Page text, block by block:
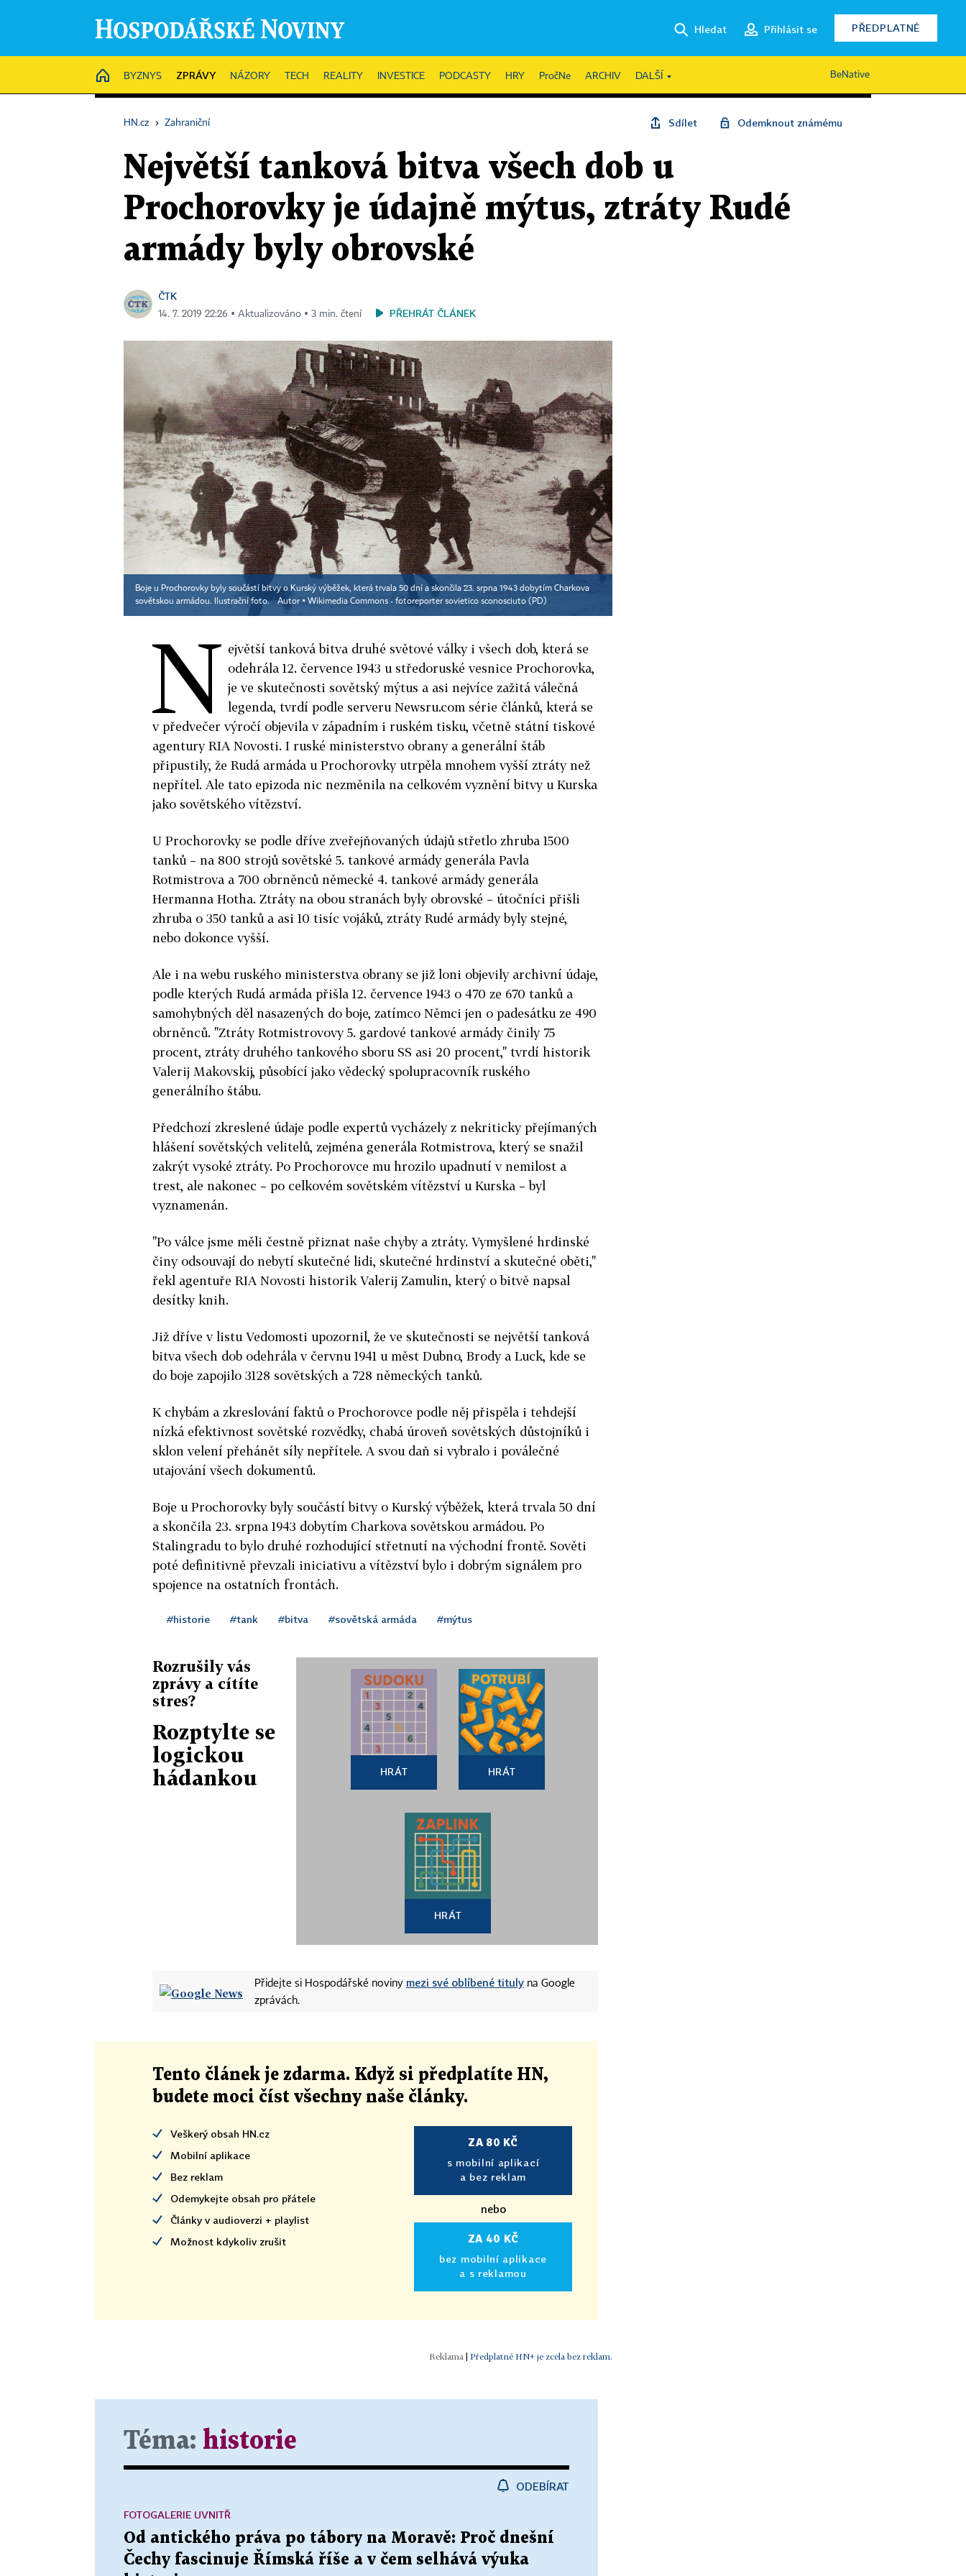
Hledat Přihlásit se PŘEDPLATNÉ
HOME
BYZNYS ZPRÁVY NÁZORY TECH REALITY INVESTICE PODCASTY HRY PročNe ARCHIV DALŠÍ BeNative
HN.cz › Zahraniční Sdílet Odemknout známému
Největší tanková bitva všech dob u
Prochorovky je údajně mýtus, ztráty Rudé
armády byly obrovské
ČTK
14. 7. 2019 22:26 ▪ Aktualizováno ▪ 3 min. čtení PŘEHRÁT ČLÁNEK
Boje u Prochorovky byly součástí bitvy o Kurský výběžek, která trvala 50 dní a skončila 23. srpna 1943 dobytím Charkova
sovětskou armádou. Ilustrační foto.
Autor ▪ Wikimedia Commons - fotoreporter sovietico sconosciuto (PD)
N ejvětší tanková bitva druhé světové války i všech dob, která se
odehrála 12. července 1943 u středoruské vesnice Prochorovka,
je ve skutečnosti sovětský mýtus a asi nejvíce zažitá válečná
legenda, tvrdí podle serveru Newsru.com série článků, která se
v předvečer výročí objevila v západním i ruském tisku, včetně státní tiskové
agentury RIA Novosti. I ruské ministerstvo obrany a generální štáb
připustily, že Rudá armáda u Prochorovky utrpěla mnohem vyšší ztráty než
nepřítel. Ale tato epizoda nic nezměnila na celkovém vyznění bitvy u Kurska
jako sovětského vítězství.
U Prochorovky se podle dříve zveřejňovaných údajů střetlo zhruba 1500
tanků – na 800 strojů sovětské 5. tankové armády generála Pavla
Rotmistrova a 700 obrněnců německé 4. tankové armády generála
Hermanna Hotha. Ztráty na obou stranách byly obrovské – útočníci přišli
zhruba o 350 tanků a asi 10 tisíc vojáků, ztráty Rudé armády byly stejné,
nebo dokonce vyšší.
Ale i na webu ruského ministerstva obrany se již loni objevily archivní údaje,
podle kterých Rudá armáda přišla 12. července 1943 o 470 ze 670 tanků a
samohybných děl nasazených do boje, zatímco Němci jen o padesátku ze 490
obrněnců. "Ztráty Rotmistrovovy 5. gardové tankové armády činily 75
procent, ztráty druhého tankového sboru SS asi 20 procent," tvrdí historik
Valerij Makovskij, působící jako vědecký spolupracovník ruského
generálního štábu.
Předchozí zkreslené údaje podle expertů vycházely z nekriticky přejímaných
hlášení sovětských velitelů, zejména generála Rotmistrova, který se snažil
zakrýt vysoké ztráty. Po Prochorovce mu hrozilo upadnutí v nemilost a
trest, ale nakonec – po celkovém sovětském vítězství u Kurska – byl
vyznamenán.
"Po válce jsme měli čestně přiznat naše chyby a ztráty. Vymyšlené hrdinské
činy odsouvají do nebytí skutečné lidi, skutečné hrdinství a skutečné oběti,"
řekl agentuře RIA Novosti historik Valerij Zamulin, který o bitvě napsal
desítky knih.
Již dříve v listu Vedomosti upozornil, že ve skutečnosti se největší tanková
bitva všech dob odehrála v červnu 1941 u měst Dubno, Brody a Luck, kde se
do boje zapojilo 3128 sovětských a 728 německých tanků.
K chybám a zkreslování faktů o Prochorovce podle něj přispěla i tehdejší
nízká efektivnost sovětské rozvědky, chabá úroveň sovětských důstojníků i
sklon velení přehánět síly nepřítele. A svou daň si vybralo i poválečné
utajování všech dokumentů.
Boje u Prochorovky byly součástí bitvy o Kurský výběžek, která trvala 50 dní
a skončila 23. srpna 1943 dobytím Charkova sovětskou armádou. Po
Stalingradu to bylo druhé rozhodující střetnutí na východní frontě. Sověti
poté definitivně převzali iniciativu a vítězství bylo i dobrým signálem pro
spojence na ostatních frontách.
#historie #tank #bitva #sovětská armáda #mýtus
Rozrušily vás
zprávy a cítíte
stres?
Rozptylte se
logickou
hádankou
HRÁT HRÁT
HRÁT
Přidejte si Hospodářské noviny mezi své oblíbené tituly na Google
zprávách.
Tento článek je zdarma. Když si předplatíte HN,
budete moci číst všechny naše články.
Veškerý obsah HN.cz
Mobilní aplikace
Bez reklam
Odemykejte obsah pro přátele
Články v audioverzi + playlist
Možnost kdykoliv zrušit
ZA 80 KČ
s mobilní aplikací
a bez reklam
nebo
ZA 40 KČ
bez mobilní aplikace
a s reklamou
| Předplatné HN+ je zcela bez reklam.
Téma: historie
ODEBÍRAT
Od antického práva po tábory na Moravě: Proč dnešní
Čechy fascinuje Římská říše a v čem selhává výuka
FOTOGALERIE UVNITŘ